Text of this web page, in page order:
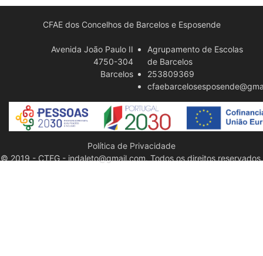
CFAE dos Concelhos de Barcelos e Esposende
Avenida João Paulo II
4750-304
Barcelos
Agrupamento de Escolas
de Barcelos
253809369
Política de Privacidade
© 2019 - CTEG - indaleto@gmail.com. Todos os direitos reservados.